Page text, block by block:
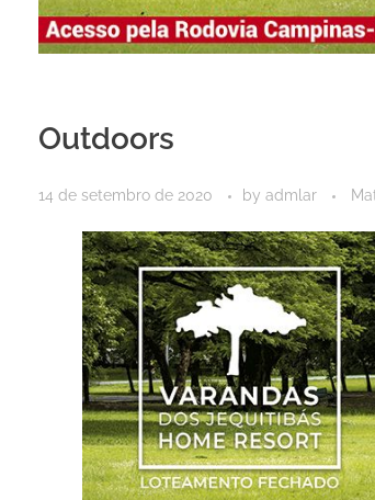
Outdoors
14 de setembro de 2020 by admlar